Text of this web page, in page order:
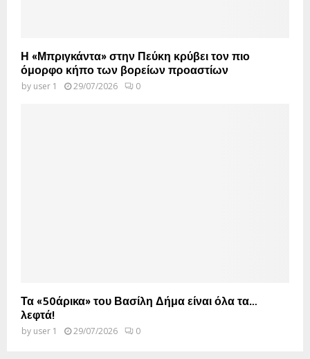
Η «Μπριγκάντα» στην Πεύκη κρύβει τον πιο
όμορφο κήπο των βορείων προαστίων
by user 1 29/07/2026 0
Τα «50άρικα» του Βασίλη Δήμα είναι όλα τα…
λεφτά!
by user 1 29/07/2026 0